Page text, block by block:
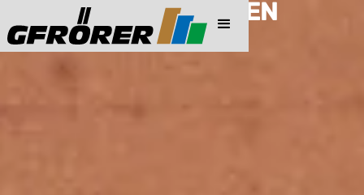
PREISINFORMATIONEN